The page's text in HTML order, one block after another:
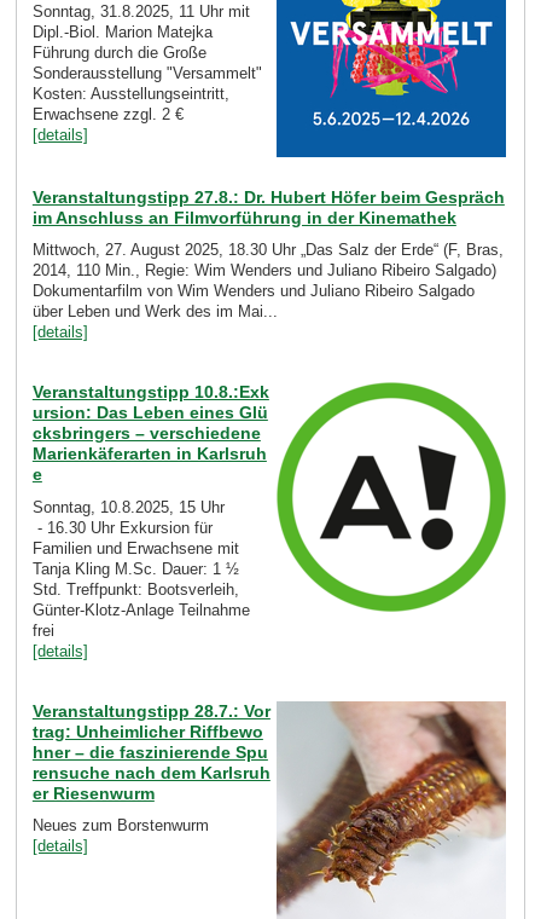
Sonntag, 31.8.2025, 11 Uhr mit
Dipl.-Biol. Marion Matejka
Führung durch die Große
Sonderausstellung "Versammelt"
Kosten: Ausstellungseintritt,
Erwachsene zzgl. 2 €
[details]
Veranstaltungstipp 27.8.: Dr. Hubert Höfer beim Gespräch
im Anschluss an Filmvorführung in der Kinemathek
Mittwoch, 27. August 2025, 18.30 Uhr „Das Salz der Erde“ (F, Bras,
2014, 110 Min., Regie: Wim Wenders und Juliano Ribeiro Salgado)
Dokumentarfilm von Wim Wenders und Juliano Ribeiro Salgado
über Leben und Werk des im Mai...
[details]
Veranstaltungstipp 10.8.:Exk
ursion: Das Leben eines Glü
cksbringers – verschiedene
Marienkäferarten in Karlsruh
e
Sonntag, 10.8.2025, 15 Uhr
- 16.30 Uhr Exkursion für
Familien und Erwachsene mit
Tanja Kling M.Sc. Dauer: 1 ½
Std. Treffpunkt: Bootsverleih,
Günter-Klotz-Anlage Teilnahme
frei
[details]
Veranstaltungstipp 28.7.: Vor
trag: Unheimlicher Riffbewo
hner – die faszinierende Spu
rensuche nach dem Karlsruh
er Riesenwurm
Neues zum Borstenwurm
[details]